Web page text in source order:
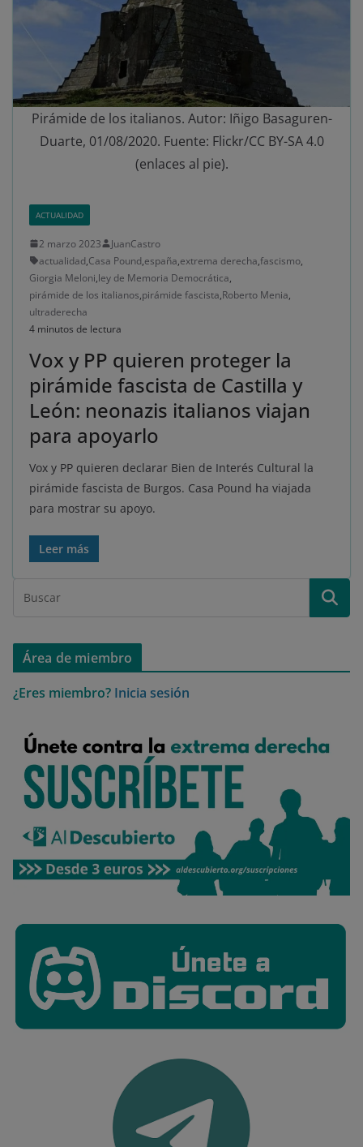
Pirámide de los italianos. Autor: Iñigo Basaguren-
Duarte, 01/08/2020. Fuente: Flickr/CC BY-SA 4.0
(enlaces al pie).
ACTUALIDAD
2 marzo 2023
JuanCastro
actualidad,Casa Pound,españa,extrema derecha,fascismo,
Giorgia Meloni,ley de Memoria Democrática,
pirámide de los italianos,pirámide fascista,Roberto Menia,
ultraderecha
4 minutos de lectura
Vox y PP quieren proteger la
pirámide fascista de Castilla y
León: neonazis italianos viajan
para apoyarlo
Vox y PP quieren declarar Bien de Interés Cultural la
pirámide fascista de Burgos. Casa Pound ha viajada
para mostrar su apoyo.
Leer más
Área de miembro
¿Eres miembro? Inicia sesión